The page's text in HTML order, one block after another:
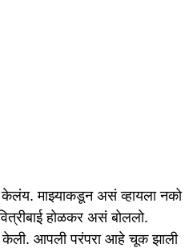
केलंय. माझ्याकडून असं व्हायला नको
होळकर असं बोललो.
केली. आपली परंपरा आहे चूक झाली